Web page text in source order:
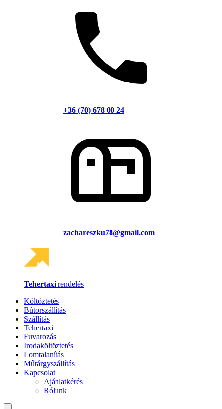
+36 (70) 678 00 24
zachareszku78@gmail.com
Tehertaxi rendelés
Költöztetés
Bútorszállítás
Szállítás
Tehertaxi
Fuvarozás
Irodaköltöztetés
Lomtalanítás
Műtárgyszállítás
Kapcsolat
Ajánlatkérés
Rólunk